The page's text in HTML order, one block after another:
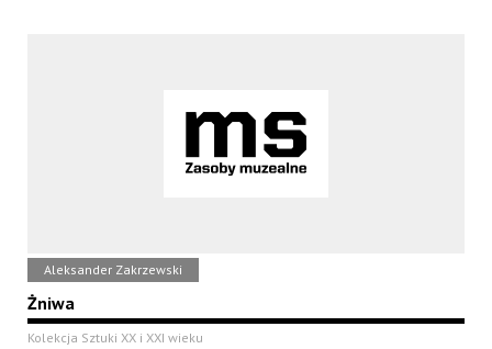
Aleksander Zakrzewski
Żniwa
Kolekcja Sztuki XX i XXI wieku